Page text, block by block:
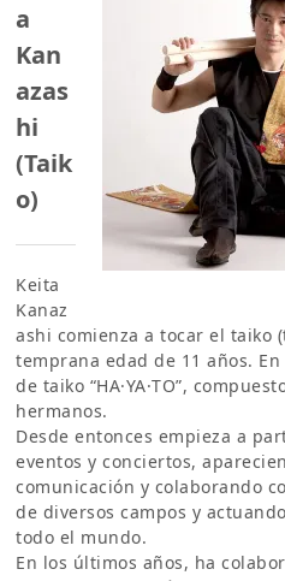
a
Kan
azas
hi
(Taik
o)
Keita
Kanaz
ashi comienza a tocar el taiko
temprana edad de 11 años.
de taiko “HA·YA·TO”,
hermanos.
Desde entonces empieza a
eventos y conciertos,
comunicación y colaborando
de diversos campos y
todo el mundo.
En los últimos años, ha